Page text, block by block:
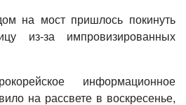
на мост пришлось покинуть
из-за импровизированных
информационное
на рассвете в воскресенье,